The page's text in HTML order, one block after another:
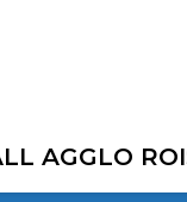
AGGLO